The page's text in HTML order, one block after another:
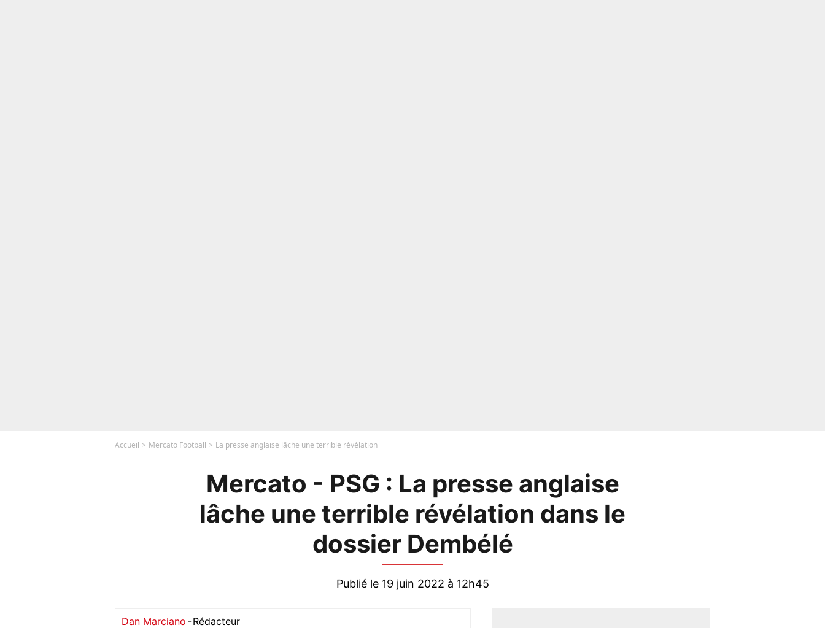
Accueil Mercato Football La presse anglaise lâche une terrible révélation
Mercato - PSG : La presse anglaise
lâche une terrible révélation dans le
dossier Dembélé
Publié le 19 juin 2022 à 12h45
Dan Marciano -Rédacteur